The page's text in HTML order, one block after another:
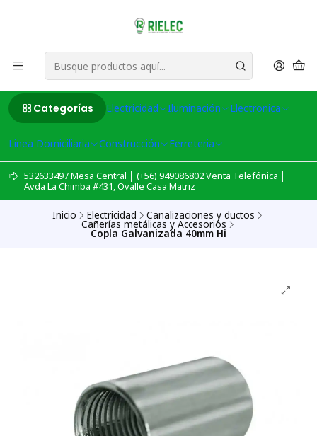
Categorías Electricidad Iluminación Electronica
Linea Domiciliaria Construcción Ferreteria
532633497 Mesa Central │ (+56) 949086802 Venta Telefónica │
Avda La Chimba #431, Ovalle Casa Matriz
Inicio Electricidad Canalizaciones y ductos
Cañerías metálicas y Accesorios
Copla Galvanizada 40mm Hi